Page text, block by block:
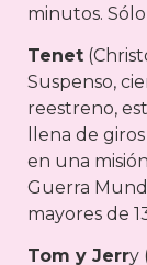
minutos.
Tenet
Suspenso,
reestreno,
llena de
en una
Guerra
mayores de
Tom y Jerry